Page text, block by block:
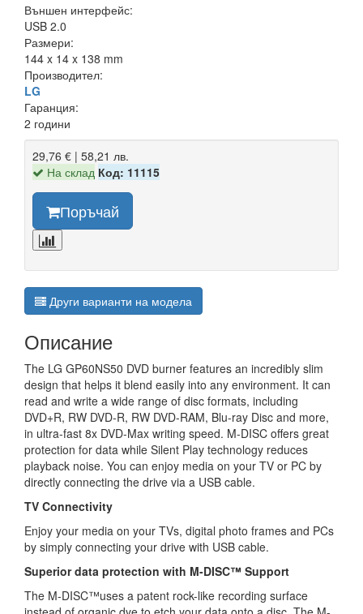
Външен интерфейс:
USB 2.0
Размери:
144 x 14 x 138 mm
Производител:
LG
Гаранция:
2 години
29,76 € | 58,21 лв.
На склад Код: 11115
Поръчай
Други варианти на модела
Описание
The LG GP60NS50 DVD burner features an incredibly slim
design that helps it blend easily into any environment. It can
read and write a wide range of disc formats, including
DVD+R, RW DVD-R, RW DVD-RAM, Blu-ray Disc and more,
in ultra-fast 8x DVD-Max writing speed. M-DISC offers great
protection for data while Silent Play technology reduces
playback noise. You can enjoy media on your TV or PC by
directly connecting the drive via a USB cable.
TV Connectivity
Enjoy your media on your TVs, digital photo frames and PCs
by simply connecting your drive with USB cable.
Superior data protection with M-DISC™ Support
The M-DISC™uses a patent rock-like recording surface